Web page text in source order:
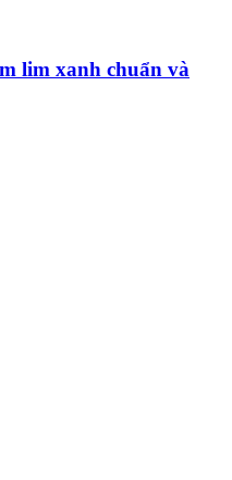
lim xanh chuẩn và